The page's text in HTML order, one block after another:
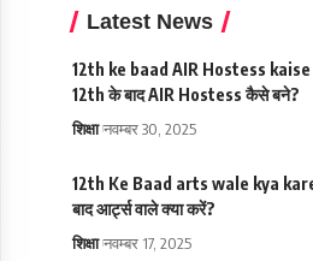
Latest News
12th ke baad AIR Hostess
12th के बाद AIR Hostess कैसे बने?
शिक्षा नवम्बर 30, 2025
12th Ke Baad arts wale kya
बाद आर्ट्स वाले क्या करें?
शिक्षा नवम्बर 17, 2025